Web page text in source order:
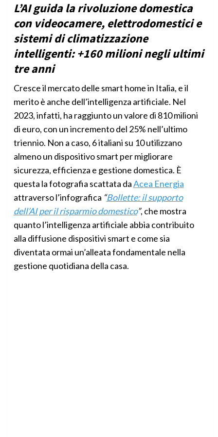
L’AI guida la rivoluzione domestica
con videocamere, elettrodomestici e
sistemi di climatizzazione
intelligenti: +160 milioni negli ultimi
tre anni
Cresce il mercato delle smart home in Italia, e il
merito è anche dell’intelligenza artificiale. Nel
2023, infatti, ha raggiunto un valore di 810 milioni
di euro, con un incremento del 25% nell’ultimo
triennio. Non a caso, 6 italiani su 10 utilizzano
almeno un dispositivo smart per migliorare
sicurezza, efficienza e gestione domestica. È
questa la fotografia scattata daAcea Energia
attraverso l’infografica “Bollette: il supporto
dell’AI per il risparmio domestico”, che mostra
quanto l’intelligenza artificiale abbia contribuito
alla diffusione dispositivi smart e come sia
diventata ormai un’alleata fondamentale nella
gestione quotidiana della casa.